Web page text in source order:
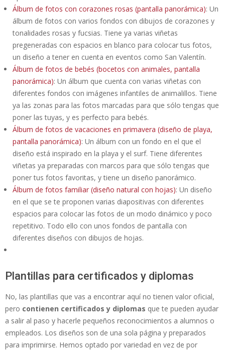
Álbum de fotos con corazones rosas (pantalla panorámica): Un
álbum de fotos con varios fondos con dibujos de corazones y
tonalidades rosas y fucsias. Tiene ya varias viñetas
pregeneradas con espacios en blanco para colocar tus fotos,
un diseño a tener en cuenta en eventos como San Valentín.
Álbum de fotos de bebés (bocetos con animales, pantalla
panorámica): Un álbum que cuenta con varias viñetas con
diferentes fondos con imágenes infantiles de animalillos. Tiene
ya las zonas para las fotos marcadas para que sólo tengas que
poner las tuyas, y es perfecto para bebés.
Álbum de fotos de vacaciones en primavera (diseño de playa,
pantalla panorámica): Un álbum con un fondo en el que el
diseño está inspirado en la playa y el surf. Tiene diferentes
viñetas ya preparadas con marcos para que sólo tengas que
poner tus fotos favoritas, y tiene un diseño panorámico.
Álbum de fotos familiar (diseño natural con hojas): Un diseño
en el que se te proponen varias diapositivas con diferentes
espacios para colocar las fotos de un modo dinámico y poco
repetitivo. Todo ello con unos fondos de pantalla con
diferentes diseños con dibujos de hojas.
Plantillas para certificados y diplomas
No, las plantillas que vas a encontrar aquí no tienen valor oficial,
pero contienen certificados y diplomas que te pueden ayudar
a salir al paso y hacerle pequeños reconocimientos a alumnos o
empleados. Los diseños son de una sola página y preparados
para imprimirse. Hemos optado por variedad en vez de por